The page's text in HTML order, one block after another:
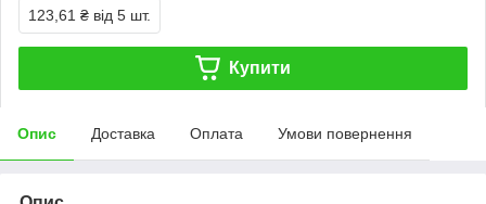
123,61 ₴ від 5 шт.
Купити
Опис Доставка Оплата Умови повернення